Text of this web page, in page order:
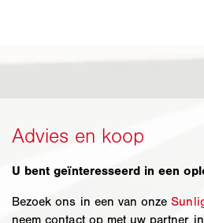
U bent geïnteresseerd in een
Bezoek ons in een van onze
neem contact op met uw partner